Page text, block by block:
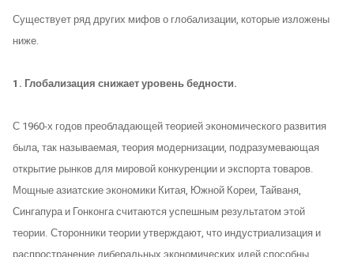
Существует ряд других мифов о глобализации, которые изложены
ниже.
1. Глобализация снижает уровень бедности.
С 1960-х годов преобладающей теорией экономического развития
была, так называемая, теория модернизации, подразумевающая
открытие рынков для мировой конкуренции и экспорта товаров.
Мощные азиатские экономики Китая, Южной Кореи, Тайваня,
Сингапура и Гонконга считаются успешным результатом этой
теории. Сторонники теории утверждают, что индустриализация и